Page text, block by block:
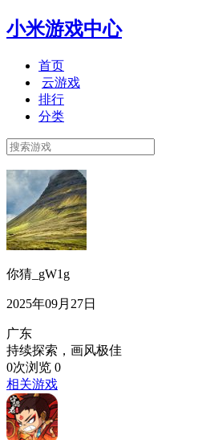
小米游戏中心
首页
云游戏
排行
分类
你猜_gW1g
2025年09月27日
广东
持续探索，画风极佳
0次浏览 0
相关游戏